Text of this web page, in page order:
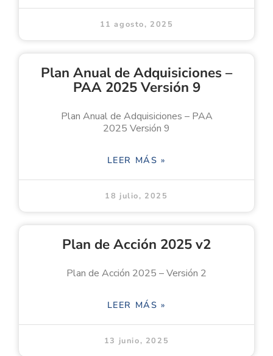
11 agosto, 2025
Plan Anual de Adquisiciones –
PAA 2025 Versión 9
Plan Anual de Adquisiciones – PAA
2025 Versión 9
LEER MÁS »
18 julio, 2025
Plan de Acción 2025 v2
Plan de Acción 2025 – Versión 2
LEER MÁS »
13 junio, 2025